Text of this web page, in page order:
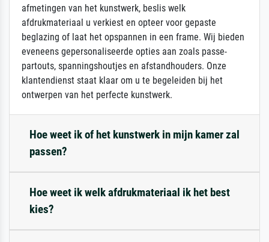
afmetingen van het kunstwerk, beslis welk
afdrukmateriaal u verkiest en opteer voor gepaste
beglazing of laat het opspannen in een frame. Wij bieden
eveneens gepersonaliseerde opties aan zoals passe-
partouts, spanningshoutjes en afstandhouders. Onze
klantendienst staat klaar om u te begeleiden bij het
ontwerpen van het perfecte kunstwerk.
Hoe weet ik of het kunstwerk in mijn kamer zal
passen?
Hoe weet ik welk afdrukmateriaal ik het best
kies?